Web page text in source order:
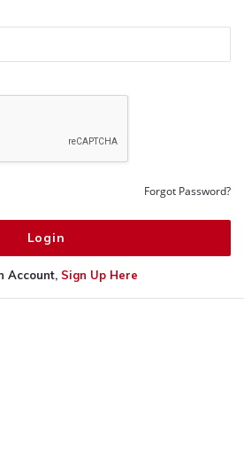
Forgot Password?
Account, Sign Up Here